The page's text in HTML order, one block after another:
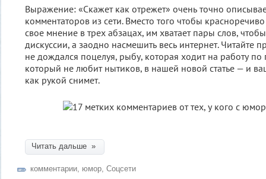
Выражение: «Скажет как отрежет» очень точно
комментаторов из сети. Вместо того чтобы
свое мнение в трех абзацах, им хватает пары слов,
дискуссии, а заодно насмешить весь интернет. Читайте
не дождался поцелуя, рыбу, которая ходит на работу
который не любит нытиков, в нашей новой статье — и
как рукой снимет.
Читать дальше »
комментарии юмор Соцсети